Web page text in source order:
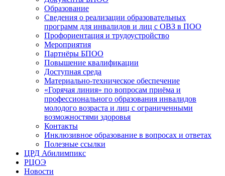
Образование
Сведения о реализации образовательных
программ для инвалидов и лиц с ОВЗ в ПОО
Профориентация и трудоустройство
Мероприятия
Партнёры БПОО
Повышение квалификации
Доступная среда
Материально-техническое обеспечение
«Горячая линия» по вопросам приёма и
профессионального образования инвалидов
молодого возраста и лиц с ограниченными
возможностями здоровья
Контакты
Инклюзивное образование в вопросах и ответах
Полезные ссылки
ЦРД Абилимпикс
РЦОЭ
Новости